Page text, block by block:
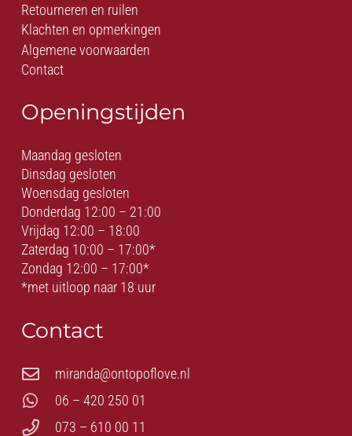
Retourneren en ruilen
Klachten en opmerkingen
Algemene voorwaarden
Contact
Openingstijden
Maandag gesloten
Dinsdag gesloten
Woensdag gesloten
Donderdag 12:00 – 21:00
Vrijdag 12:00 – 18:00
Zaterdag 10:00 – 17:00*
Zondag 12:00 – 17:00*
*met uitloop naar 18 uur
Contact
miranda@ontopoflove.nl
06 – 420 250 01
073 – 610 00 11